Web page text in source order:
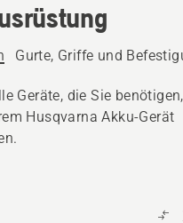
Gurte, Griffe und
Geräte, die Sie
Husqvarna Akku-Gerät